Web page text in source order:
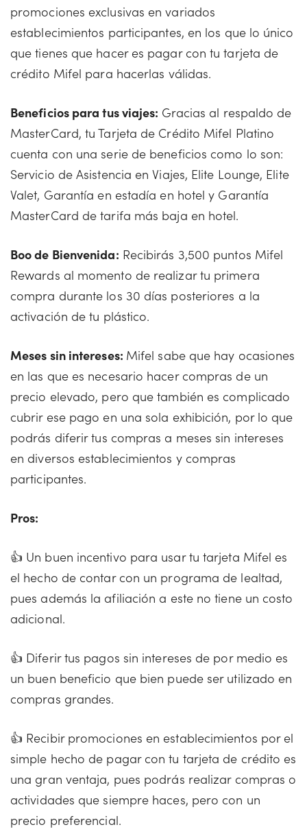
promociones exclusivas en variados
establecimientos participantes, en los que lo único
que tienes que hacer es pagar con tu tarjeta de
crédito Mifel para hacerlas válidas.
Beneficios para tus viajes: Gracias al respaldo de
MasterCard, tu Tarjeta de Crédito Mifel Platino
cuenta con una serie de beneficios como lo son:
Servicio de Asistencia en Viajes, Elite Lounge, Elite
Valet, Garantía en estadía en hotel y Garantía
MasterCard de tarifa más baja en hotel.
Boo de Bienvenida: Recibirás 3,500 puntos Mifel
Rewards al momento de realizar tu primera
compra durante los 30 días posteriores a la
activación de tu plástico.
Meses sin intereses: Mifel sabe que hay ocasiones
en las que es necesario hacer compras de un
precio elevado, pero que también es complicado
cubrir ese pago en una sola exhibición, por lo que
podrás diferir tus compras a meses sin intereses
en diversos establecimientos y compras
participantes.
Pros:
👍 Un buen incentivo para usar tu tarjeta Mifel es
el hecho de contar con un programa de lealtad,
pues además la afiliación a este no tiene un costo
adicional.
👍 Diferir tus pagos sin intereses de por medio es
un buen beneficio que bien puede ser utilizado en
compras grandes.
👍 Recibir promociones en establecimientos por el
simple hecho de pagar con tu tarjeta de crédito es
una gran ventaja, pues podrás realizar compras o
actividades que siempre haces, pero con un
precio preferencial.